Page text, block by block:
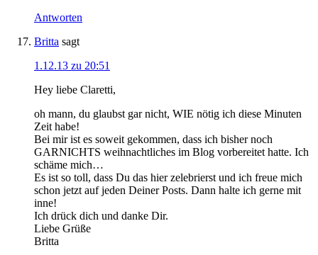
Antworten
Britta sagt
1.12.13 zu 20:51
Hey liebe Claretti,
oh mann, du glaubst gar nicht, WIE nötig ich diese Minuten
Zeit habe!
Bei mir ist es soweit gekommen, dass ich bisher noch
GARNICHTS weihnachtliches im Blog vorbereitet hatte. Ich
schäme mich…
Es ist so toll, dass Du das hier zelebrierst und ich freue mich
schon jetzt auf jeden Deiner Posts. Dann halte ich gerne mit
inne!
Ich drück dich und danke Dir.
Liebe Grüße
Britta